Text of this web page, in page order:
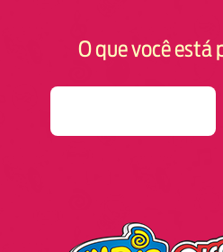
O que você está